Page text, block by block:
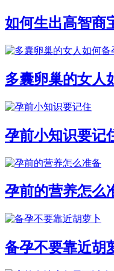
如何生出高智商
多囊卵巢的女人
孕前小知识要记
孕前的营养怎么
备孕不要靠近胡